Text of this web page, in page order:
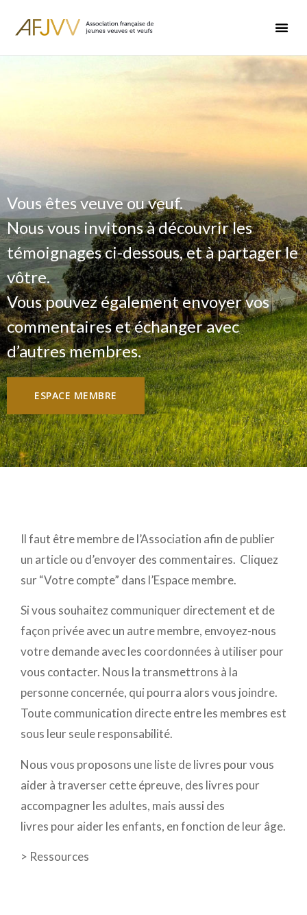
Vous êtes veuve ou veuf.
Nous vous invitons à découvrir les
témoignages ci-dessous, et à partager le
vôtre.
Vous pouvez également envoyer vos
commentaires et échanger avec
d’autres membres.
ESPACE MEMBRE
Il faut être membre de l’Association afin de publier
un article ou d’envoyer des commentaires. Cliquez
sur “Votre compte” dans l’Espace membre.
Si vous souhaitez communiquer directement et de
façon privée avec un autre membre, envoyez-nous
votre demande avec les coordonnées à utiliser pour
vous contacter. Nous la transmettrons à la
personne concernée, qui pourra alors vous joindre.
Toute communication directe entre les membres est
sous leur seule responsabilité.
Nous vous proposons une liste de livres pour vous
aider à traverser cette épreuve, des livres pour
accompagner les adultes, mais aussi des
livres pour aider les enfants, en fonction de leur âge.
> Ressources